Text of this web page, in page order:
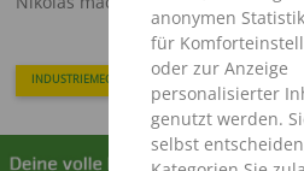
anonymen
für
oder zur Anzeige
personalisierter
genutzt werden.
selbst
INDUSTRIEMECHANIKER